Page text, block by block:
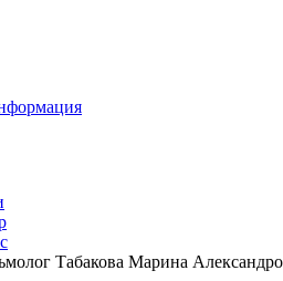
Табакова Марина